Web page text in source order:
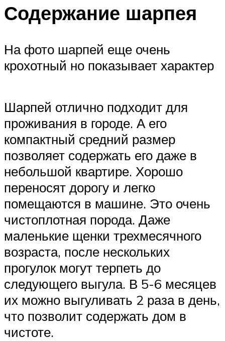
Содержание шарпея
На фото шарпей еще очень
крохотный но показывает характер
Шарпей отлично подходит для
проживания в городе. А его
компактный средний размер
позволяет содержать его даже в
небольшой квартире. Хорошо
переносят дорогу и легко
помещаются в машине. Это очень
чистоплотная порода. Даже
маленькие щенки трехмесячного
возраста, после нескольких
прогулок могут терпеть до
следующего выгула. В 5-6 месяцев
их можно выгуливать 2 раза в день,
что позволит содержать дом в
чистоте.